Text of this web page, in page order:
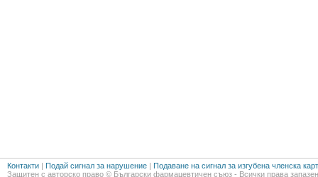
Контакти | Подай сигнал за нарушение | Подаване на сигнал за изгубена членска
Защитен с авторско право © Български фармацевтичен съюз - Всички права